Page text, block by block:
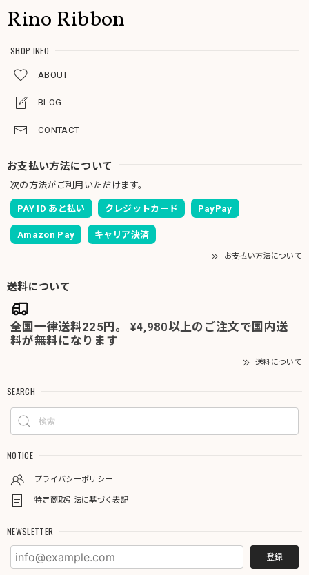
Rino Ribbon
SHOP INFO
ABOUT
BLOG
CONTACT
お支払い方法について
次の方法がご利用いただけます。
PAY ID あと払い クレジットカード PayPay
Amazon Pay キャリア決済
お支払い方法について
送料について
全国一律送料225円。 ¥4,980以上のご注文で国内送
料が無料になります
送料について
SEARCH
NOTICE
プライバシーポリシー
特定商取引法に基づく表記
NEWSLETTER
登録